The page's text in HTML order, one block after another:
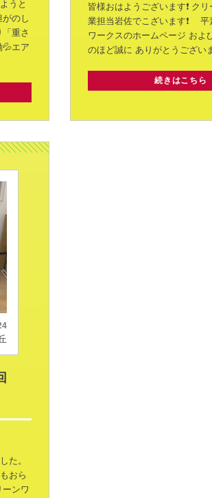
うと
のし
重さ
💦エア
皆様おはようございます❗ クリ
業担当岩佐でこざいます❗
平
ワークスのホームページ およ
のほど誠に ありがとうござい
続きはこちら
た。
おら
ンワ